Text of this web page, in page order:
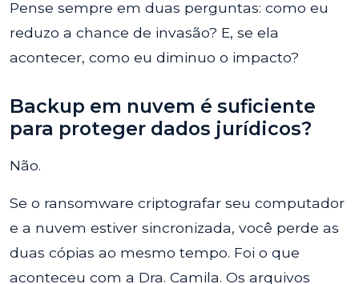
Pense sempre em duas perguntas: como eu
reduzo a chance de invasão? E, se ela
acontecer, como eu diminuo o impacto?
Backup em nuvem é suficiente
para proteger dados jurídicos?
Não.
Se o ransomware criptografar seu computador
e a nuvem estiver sincronizada, você perde as
duas cópias ao mesmo tempo. Foi o que
aconteceu com a Dra. Camila. Os arquivos